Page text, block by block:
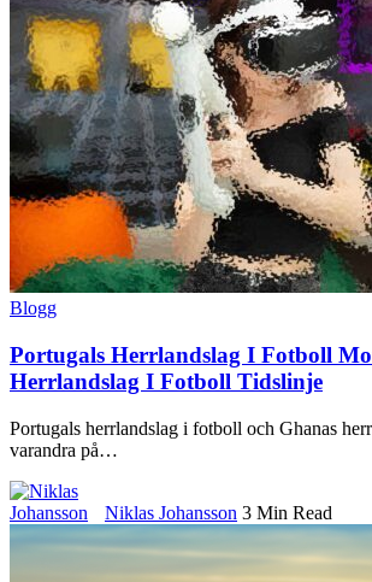
Blogg
Portugals Herrlandslag I Fotboll
Herrlandslag I Fotboll Tidslinje
Portugals herrlandslag i fotboll och Ghanas
varandra på…
Niklas Johansson 3 Min Read